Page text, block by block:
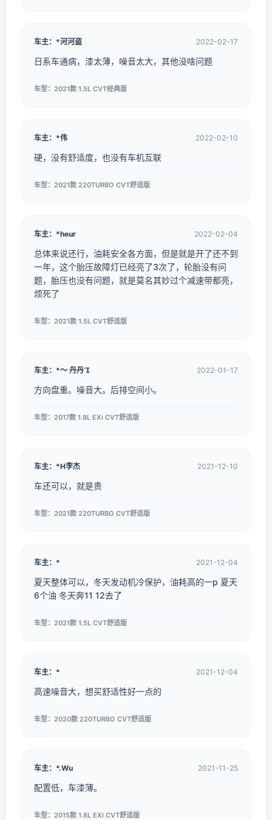
车主：*河河盗 2022-02-17
日系车通病，漆太薄，噪音太大，其他没啥问题
车型：2021款 1.5L CVT经典版
车主：*伟 2022-02-10
硬，没有舒适度，也没有车机互联
车型：2021款 220TURBO CVT舒适版
车主：*heur 2022-02-04
总体来说还行，油耗安全各方面，但是就是开了还不到
一年，这个胎压故障灯已经亮了3次了，轮胎没有问
题，胎压也没有问题，就是莫名其妙过个减速带都亮，
烦死了
车型：2021款 1.5L CVT舒适版
车主：*～ 丹丹 2022-01-17
方向盘重。噪音大。后排空间小。
车型：2017款 1.8L EXi CVT舒适版
车主：*H李杰 2021-12-10
车还可以，就是贵
车型：2021款 220TURBO CVT舒适版
车主：* 2021-12-04
夏天整体可以，冬天发动机冷保护，油耗高的一p 夏天
6个油 冬天奔11 12去了
车型：2021款 1.5L CVT舒适版
车主：* 2021-12-04
高速噪音大，想买舒适性好一点的
车型：2020款 220TURBO CVT舒适版
车主：*.Wu 2021-11-25
配置低，车漆薄。
车型：2015款 1.8L EXi CVT舒适版